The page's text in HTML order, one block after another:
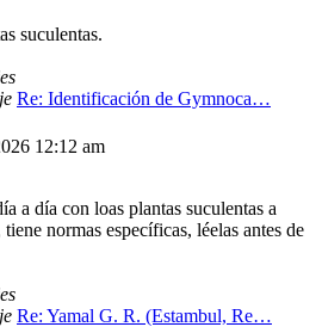
suculentas.
Re: Identificación de Gymnoca…
12:12 am
a día con loas plantas suculentas a
normas específicas, léelas antes de
Re: Yamal G. R. (Estambul, Re…